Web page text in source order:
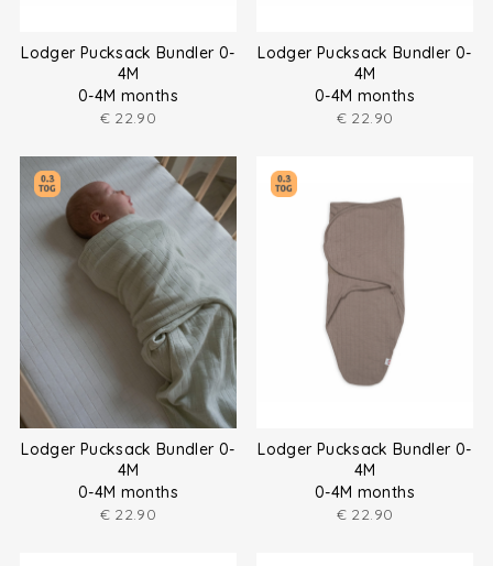
Lodger Pucksack Bundler 0-
4M
0-4M months
€ 22.90
Lodger Pucksack Bundler 0-
4M
0-4M months
€ 22.90
Lodger Pucksack Bundler 0-
4M
0-4M months
€ 22.90
Lodger Pucksack Bundler 0-
4M
0-4M months
€ 22.90